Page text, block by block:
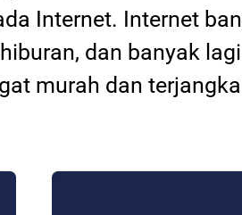
Internet. Internet
dan banyak
murah dan